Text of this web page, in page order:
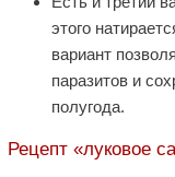
этого
вариант
паразитов и
полугода.
Рецепт «луковое